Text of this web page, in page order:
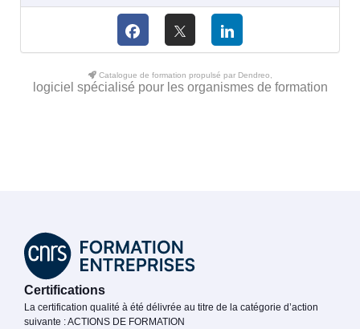
Catalogue de formation propulsé par Dendreo,
logiciel spécialisé pour les organismes de formation
Certifications
La certification qualité à été délivrée au titre de la catégorie d’action
suivante : ACTIONS DE FORMATION